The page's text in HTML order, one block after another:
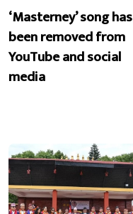
‘Masterney’ song has
been removed from
YouTube and social
media